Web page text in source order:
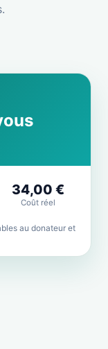
34,00 €
Coût réel
au donateur et